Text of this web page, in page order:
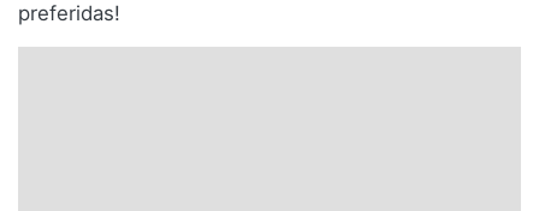
preferidas!